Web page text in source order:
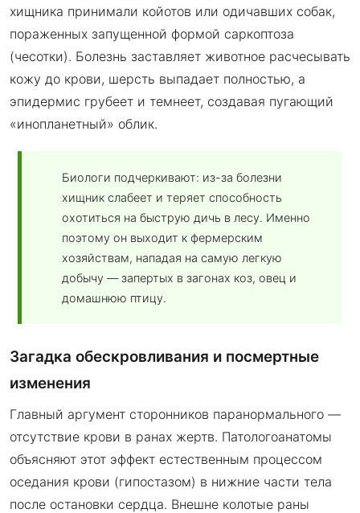
хищника принимали койотов или одичавших собак,
пораженных запущенной формой саркоптоза
(чесотки). Болезнь заставляет животное расчесывать
кожу до крови, шерсть выпадает полностью, а
эпидермис грубеет и темнеет, создавая пугающий
«инопланетный» облик.
Биологи подчеркивают: из-за болезни
хищник слабеет и теряет способность
охотиться на быструю дичь в лесу. Именно
поэтому он выходит к фермерским
хозяйствам, нападая на самую легкую
добычу — запертых в загонах коз, овец и
домашнюю птицу.
Загадка обескровливания и посмертные
изменения
Главный аргумент сторонников паранормального —
отсутствие крови в ранах жертв. Патологоанатомы
объясняют этот эффект естественным процессом
оседания крови (гипостазом) в нижние части тела
после остановки сердца. Внешне колотые раны